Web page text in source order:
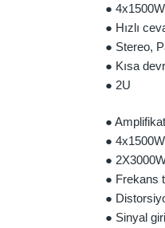
●
● Hızlı
● Stereo,
● Kısa
● 2U
●
●
●
● Frekans
●
● Sinyal